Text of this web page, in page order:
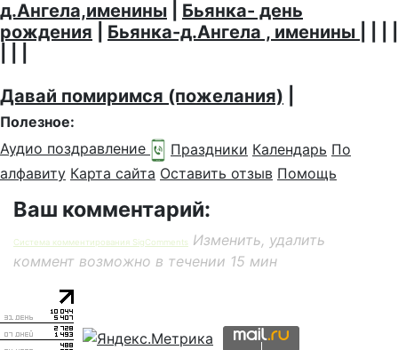
д.Ангела,именины
Бьянка- день
рождения
Бьянка-д.Ангела , именины
Давай помиримся (пожелания)
Полезное:
Аудио поздравление
Праздники Календарь По
алфавиту Карта сайта Оставить отзыв Помощь
Ваш комментарий:
Система комментирования SigComments
Изменить, удалить
коммент возможно в течении 15 мин